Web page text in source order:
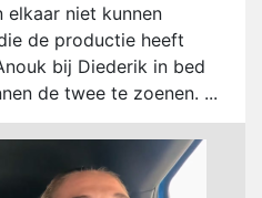
elkaar niet kunnen
de productie heeft
bij Diederik in bed
de twee te zoenen. ...